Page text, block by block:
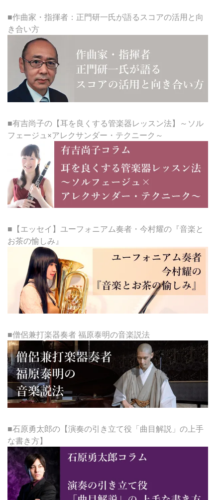
■作曲家・指揮者：正門研一氏が語るスコアの活用と向
き合い方
■有吉尚子の【耳を良くする管楽器レッスン法】～ソル
フェージュ×アレクサンダー・テクニーク～
■【エッセイ】ユーフォニアム奏者・今村耀の『音楽と
お茶の愉しみ』
■僧侶兼打楽器奏者 福原泰明の音楽説法
■石原勇太郎の【演奏の引き立て役「曲目解説」の上手
な書き方】